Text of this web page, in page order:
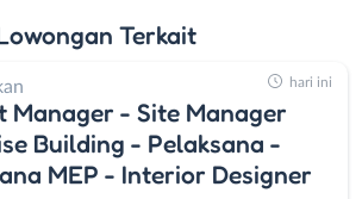
Terkait
Manager - Site Manager
Building - Pelaksana -
MEP - Interior Designer
hari ini